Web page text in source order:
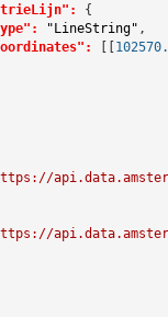
{
"LineString" ,
[[